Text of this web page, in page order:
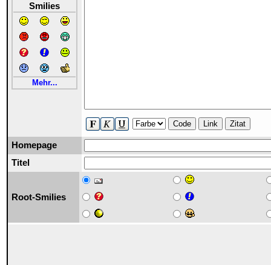
Smilies
Mehr...
Code Link Zitat
Homepage
Titel
Root-Smilies